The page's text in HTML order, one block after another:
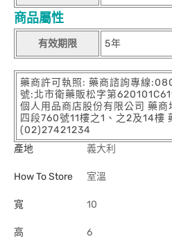
商品屬性
有效期限 5年
藥商許可執照: 藥商諮詢專線
號:北市衛藥販松字第
個人用品商店股份有限公司 藥
四段760號11樓之1、之2及14樓
(02)27421234
產地
義大利
How To Store 室溫
寬 10
高 6